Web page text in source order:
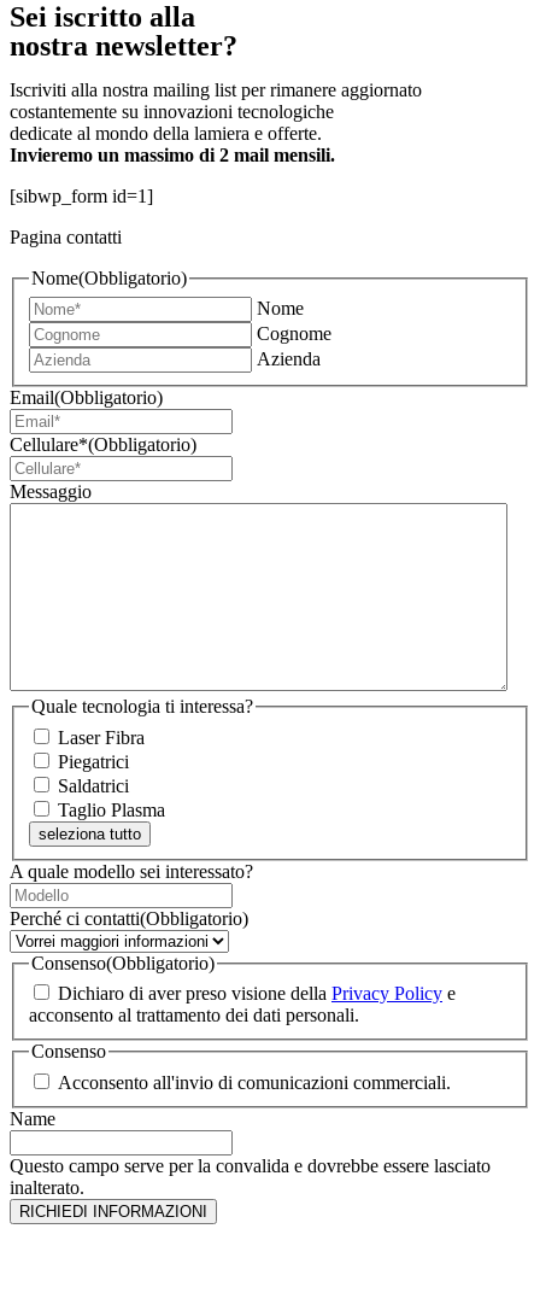
Sei iscritto alla
nostra newsletter?
Iscriviti alla nostra mailing list per rimanere aggiornato
costantemente su innovazioni tecnologiche
dedicate al mondo della lamiera e offerte.
Invieremo un massimo di 2 mail mensili.
[sibwp_form id=1]
Pagina contatti
Nome(Obbligatorio)
Nome
Cognome
Azienda
Email(Obbligatorio)
Cellulare*(Obbligatorio)
Messaggio
Quale tecnologia ti interessa?
Laser Fibra
Piegatrici
Saldatrici
Taglio Plasma
seleziona tutto
A quale modello sei interessato?
Perché ci contatti(Obbligatorio)
Consenso(Obbligatorio)
Dichiaro di aver preso visione della Privacy Policy e
acconsento al trattamento dei dati personali.
Consenso
Acconsento all'invio di comunicazioni commerciali.
Name
Questo campo serve per la convalida e dovrebbe essere lasciato
inalterato.